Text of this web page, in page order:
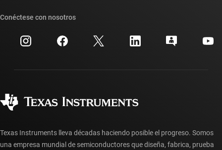
Eventos
Relaciones con los inversionistas
Búsqueda de referencias cruzadas
Centro de atención al cliente
Preguntas frecuentes sobre la cuenta myTI
Preguntas frecuentes sobre pedidos
Conéctese con nosotros
Texas Instruments lleva décadas haciendo posible el progreso. Somos
una empresa mundial de semiconductores que diseña, fabrica, prueba